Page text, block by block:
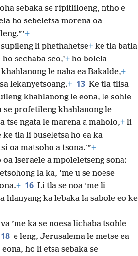
sebaka se ripitliloeng, ntho e
ho sebeletsa morena oa
+
li phethahetse+ ke tla batla
sechaba seo,’+ ho bolela
le naha ea Bakalde,+
lekanyetsoang.+ 13 Ke tla tlisa
khahlanong le eona, le sohle
se profetileng khahlanong le
tse ngata le marena a maholo,+ li
ke tla li buseletsa ho ea ka
oa matsoho a tsona.’”+
Iseraele a mpoleletseng sona:
la ka, ’me u se noese
+ 16 Li tla se noa ’me li
hlanyang ka lebaka la sabole eo ke
’me ka se noesa lichaba tsohle
18 e leng, Jerusalema le metse ea
ho li etsa sebaka se